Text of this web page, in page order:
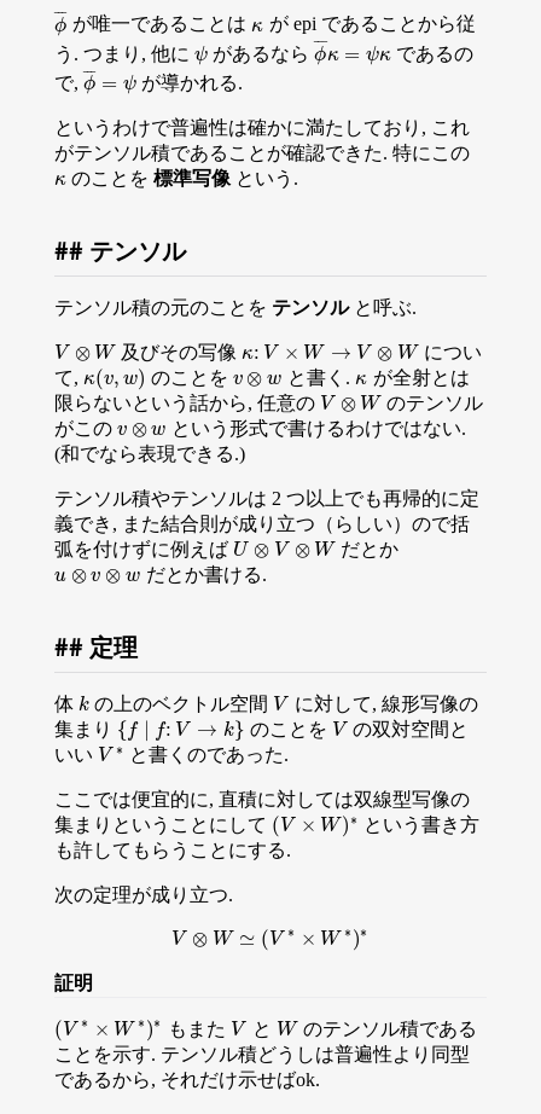
ϕ
¯¯
¯
ϕ¯が唯一であることは κ
κ が epi であることから従
う. つまり, 他に ψ
ψ があるならϕ
¯¯
¯
κ = ψκ
ϕ¯κ =ψκ
であるの
で, ϕ
¯¯
¯ = ψ
ϕ¯ =ψ が導かれる.
というわけで普遍性は確かに満たしており, これ
がテンソル積であることが確認できた. 特にこの
κ
κ のことを標準写像 という.
テンソル
テンソル積の元のことを テンソルと呼ぶ.
V ⊗ W
V ⊗W 及びその写像 κ: V × W → V ⊗ W
κ:V× W →V⊗W
につい
て, κ(v, w)
κ(v,w) のことを v ⊗ w
v⊗w と書く. κ
κ が全射とは
限らないという話から, 任意の V ⊗ W
V ⊗W
のテンソル
がこの v ⊗ w
v⊗w
という形式で書けるわけではない.
(和でなら表現できる.)
テンソル積やテンソルは 2 つ以上でも再帰的に定
義でき, また結合則が成り立つ（らしい）ので括
弧を付けずに例えば U ⊗ V ⊗ W
U ⊗V⊗ W だとか
u ⊗ v ⊗ w
u⊗v⊗ w だとか書ける.
定理
体 k
k の上のベクトル空間 V
V に対して, 線形写像の
集まり { f f: V → k}
{ f∣ V→k } のことを V
Vの双対空間と
いい V ∗
V ∗ と書くのであった.
ここでは便宜的に, 直積に対しては双線型写像の
集まりということにして ( V × W) ∗
( V× W )∗
という書き方
も許してもらうことにする.
次の定理が成り立つ.
V ⊗ W ≃ ( V ∗ × W ∗ )∗
V⊗W ≃( V ∗ × W ∗)∗
証明
(V ∗ × W ∗ )∗
( V∗ ×W∗ )∗ もまた V
V と W
Wのテンソル積である
ことを示す. テンソル積どうしは普遍性より同型
であるから, それだけ示せばok.